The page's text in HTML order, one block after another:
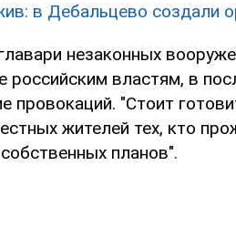
в Дебальцево создали
незаконных
российским властям, в
провокаций. "Стоит
жителей тех, кто
планов".